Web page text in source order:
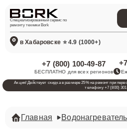
Специализированный сервис по
ремонту техники Bork
в Хабаровске ⭐ 4.9 (1000+)
+7 (800) 100-49-87
БЕСПЛАТНО для всех регионов
Акция! Действует скидка в размере 25% на ремонт при
телефону +7 (800)
Главная Водонагреватель